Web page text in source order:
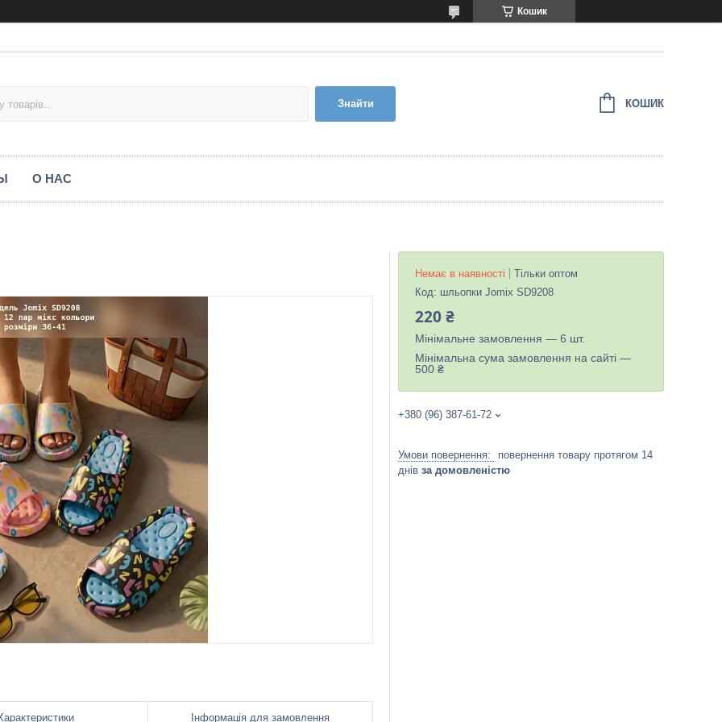
Кошик
Знайти КОШИК
О НАС
Інформація для замовлення
Немає в наявності
Тільки оптом
Код: шльопки Jomix SD9208
220 ₴
Мінімальне замовлення — 6 шт.
Мінімальна сума замовлення на сайті —
500 ₴
+380 (96) 387-61-72
повернення товару протягом 14
днів за домовленістю